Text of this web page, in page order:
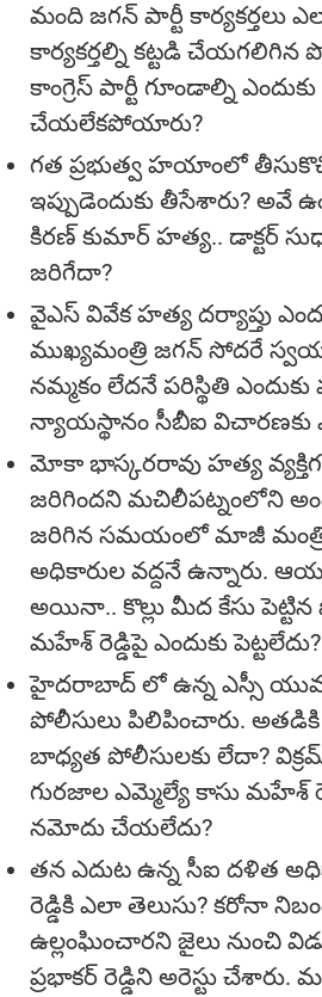
మంది జగన్ పార్టీ కార్యకర్తలు
కార్యకర్తల్ని కట్టడి చేయగలిగిన
కాంగ్రెస్ పార్టీ గూండాల్ని ఎందుకు
చేయలేకపోయారు?
గత ప్రభుత్వ హయాంలో
ఇప్పుడెందుకు తీసేశారు? అవే
కిరణ్ కుమార్ హత్య.. డాక్టర్
జరిగేదా?
వైఎస్ వివేక హత్య దర్యాప్తు
ముఖ్యమంత్రి జగన్ సోదరే
నమ్మకం లేదనే పరిస్థితి ఎందుకు
న్యాయస్థానం సీబీఐ విచారణకు
మోకా భాస్కరరావు హత్య
జరిగిందని మచిలీపట్నంలోని
జరిగిన సమయంలో మాజీ మంత్రి
అధికారుల వద్దనే ఉన్నారు.
అయినా.. కొల్లు మీద కేసు పెట్టిన
మహేశ్ రెడ్డిపై ఎందుకు పెట్టలేదు?
హైదరాబాద్ లో ఉన్న ఎస్సీ
పోలీసులు పిలిపించారు. అతడికి
బాధ్యత పోలీసులకు లేదా?
గురజాల ఎమ్మెల్యే కాసు మహేశ్
నమోదు చేయలేదు?
తన ఎదుట ఉన్న సీఐ దళిత
రెడ్డికి ఎలా తెలుసు? కరోనా
ఉల్లంఘించారని జైలు నుంచి
ప్రభాకర్ రెడ్డిని అరెస్టు చేశారు.